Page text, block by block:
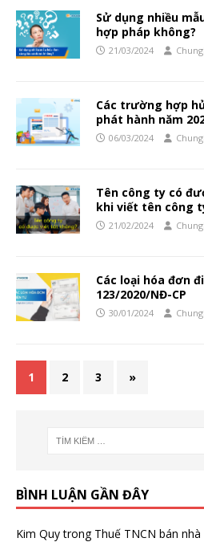
Sử dụng nhiều
hợp pháp không?
21/03/2024
Các trường hợp
phát hành năm
06/03/2024
Tên công ty có
khi viết tên công
21/02/2024
Các loại hóa đơn
123/2020/NĐ-CP
30/01/2024
1 2 3 »
BÌNH LUẬN GẦN ĐÂY
Kim Quytrong Thuế TNCN bán